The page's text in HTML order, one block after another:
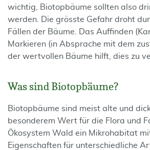
wichtig, Biotopbäume sollten also
werden. Die grösste Gefahr droht
Fällen der Bäume. Das Auffinden
Markieren (in Absprache mit dem
der wertvollen Bäume hilft, dies zu
Was sind Biotopbäume?
Biotopbäume sind meist alte und
besonderem Wert für die Flora und
Ökosystem Wald ein Mikrohabitat
Eigenschaften für unterschiedliche